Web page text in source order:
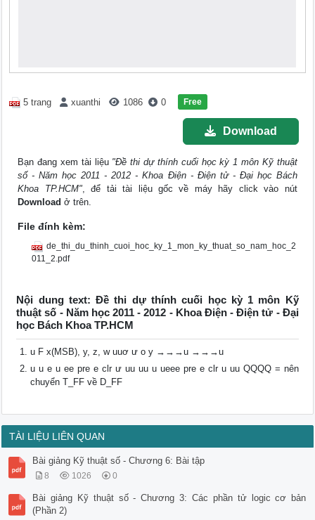
5 trang xuanthi 1086 0 Free
Download
Bạn đang xem tài liệu "Đề thi dự thính cuối học kỳ 1 môn Kỹ thuật
số - Năm học 2011 - 2012 - Khoa Điện - Điện tử - Đại học Bách
Khoa TP.HCM", để tải tài liệu gốc về máy hãy click vào nút
Download ở trên.
File đính kèm:
de_thi_du_thinh_cuoi_hoc_ky_1_mon_ky_thuat_so_nam_hoc_2
011_2.pdf
Nội dung text: Đề thi dự thính cuối học kỳ 1 môn Kỹ
thuật số - Năm học 2011 - 2012 - Khoa Điện - Điện tử - Đại
học Bách Khoa TP.HCM
u F x(MSB), y, z, w uuơ ư o y →→→u →→→u
u u e u ee pre e clr ư uu uu u ueee pre e clr u uu QQQQ = nên
chuyển T_FF về D_FF
TÀI LIỆU LIÊN QUAN
Bài giảng Kỹ thuật số - Chương 6: Bài tập
8 1026 0
Bài giảng Kỹ thuật số - Chương 3: Các phần tử logic cơ bản
(Phần 2)